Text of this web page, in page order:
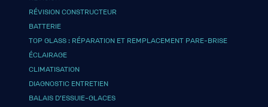
RÉVISION CONSTRUCTEUR
BATTERIE
TOP GLASS : RÉPARATION ET REMPLACEMENT PARE-BRISE
ÉCLAIRAGE
CLIMATISATION
DIAGNOSTIC ENTRETIEN
BALAIS D’ESSUIE-GLACES